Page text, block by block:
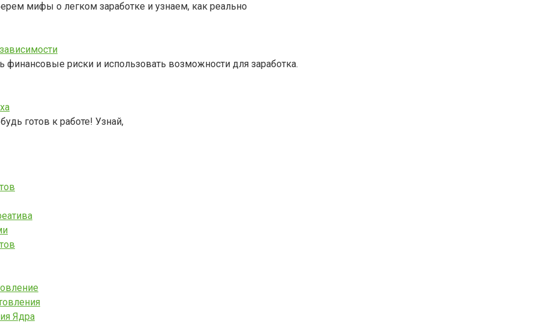
мифы о легком заработке и узнаем, как реально
риски и использовать возможности для заработка.
готов к работе! Узнай,
Ядра